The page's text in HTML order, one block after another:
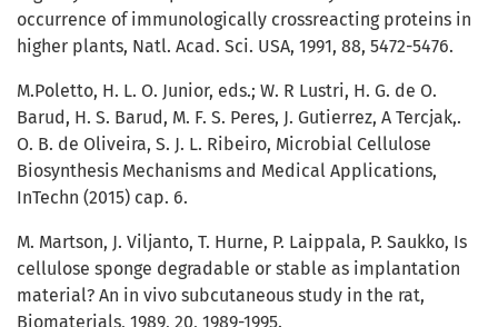
occurrence of immunologically crossreacting proteins in
higher plants, Natl. Acad. Sci. USA, 1991, 88, 5472-5476.
M.Poletto, H. L. O. Junior, eds.; W. R Lustri, H. G. de O.
Barud, H. S. Barud, M. F. S. Peres, J. Gutierrez, A Tercjak,.
O. B. de Oliveira, S. J. L. Ribeiro, Microbial Cellulose
Biosynthesis Mechanisms and Medical Applications,
InTechn (2015) cap. 6.
M. Martson, J. Viljanto, T. Hurne, P. Laippala, P. Saukko, Is
cellulose sponge degradable or stable as implantation
material? An in vivo subcutaneous study in the rat,
Biomaterials, 1989, 20, 1989-1995.